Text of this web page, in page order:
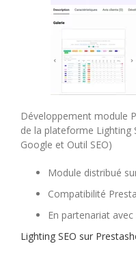
Développement module
de la plateforme Lighting
Google et Outil SEO)
Module distribué
Compatibilité
En partenariat avec
Lighting SEO sur